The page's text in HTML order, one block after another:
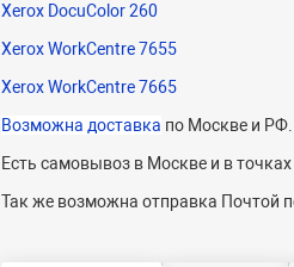
Xerox DocuColor 260
Xerox WorkCentre 7655
Xerox WorkCentre 7665
Возможна доставка по Москве и РФ.
Есть самовывоз в Москве и в
Так же возможна отправка Почтой